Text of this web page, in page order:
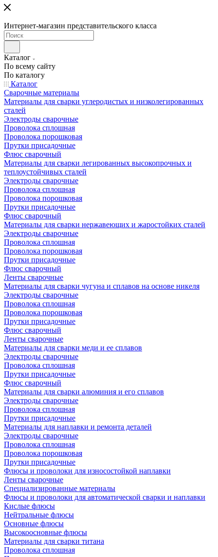
Интернет-магазин представительского класса
Каталог
По всему сайту
По каталогу
Каталог
Сварочные материалы
Материалы для сварки углеродистых и низколегированных
сталей
Электроды сварочные
Проволока сплошная
Проволока порошковая
Прутки присадочные
Флюс сварочный
Материалы для сварки легированных высокопрочных и
теплоустойчивых сталей
Электроды сварочные
Проволока сплошная
Проволока порошковая
Прутки присадочные
Флюс сварочный
Материалы для сварки нержавеющих и жаростойких сталей
Электроды сварочные
Проволока сплошная
Проволока порошковая
Прутки присадочные
Флюс сварочный
Ленты сварочные
Материалы для сварки чугуна и сплавов на основе никеля
Электроды сварочные
Проволока сплошная
Проволока порошковая
Прутки присадочные
Флюс сварочный
Ленты сварочные
Материалы для сварки меди и ее сплавов
Электроды сварочные
Проволока сплошная
Прутки присадочные
Флюс сварочный
Материалы для сварки алюминия и его сплавов
Электроды сварочные
Проволока сплошная
Прутки присадочные
Материалы для наплавки и ремонта деталей
Электроды сварочные
Проволока сплошная
Проволока порошковая
Прутки присадочные
Флюсы и проволоки для износостойкой наплавки
Ленты сварочные
Специализированные материалы
Флюсы и проволоки для автоматической сварки и наплавки
Кислые флюсы
Нейтральные флюсы
Основные флюсы
Высокоосновные флюсы
Материалы для сварки титана
Проволока сплошная